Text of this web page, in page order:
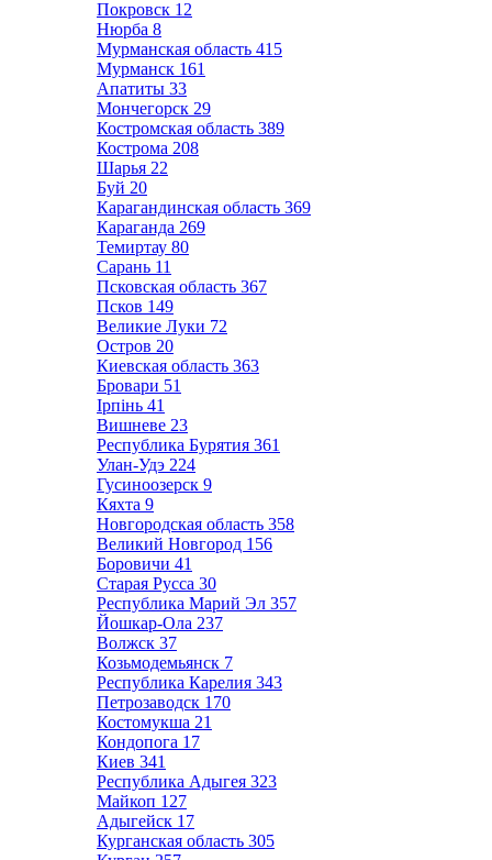
Покровск 12
Нюрба 8
Мурманская область 415
Мурманск 161
Апатиты 33
Мончегорск 29
Костромская область 389
Кострома 208
Шарья 22
Буй 20
Карагандинская область 369
Караганда 269
Темиртау 80
Сарань 11
Псковская область 367
Псков 149
Великие Луки 72
Остров 20
Киевская область 363
Бровари 51
Ірпінь 41
Вишневе 23
Республика Бурятия 361
Улан-Удэ 224
Гусиноозерск 9
Кяхта 9
Новгородская область 358
Великий Новгород 156
Боровичи 41
Старая Русса 30
Республика Марий Эл 357
Йошкар-Ола 237
Волжск 37
Козьмодемьянск 7
Республика Карелия 343
Петрозаводск 170
Костомукша 21
Кондопога 17
Киев 341
Республика Адыгея 323
Майкоп 127
Адыгейск 17
Курганская область 305